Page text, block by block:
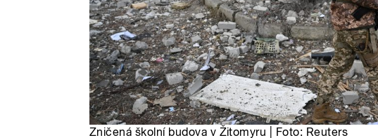
Zničená školní budova v Žitomyru | Foto: Reuters